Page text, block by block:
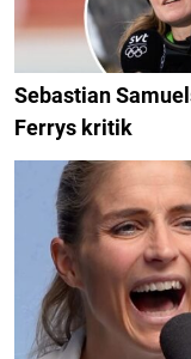
Sebastian
Ferrys kritik